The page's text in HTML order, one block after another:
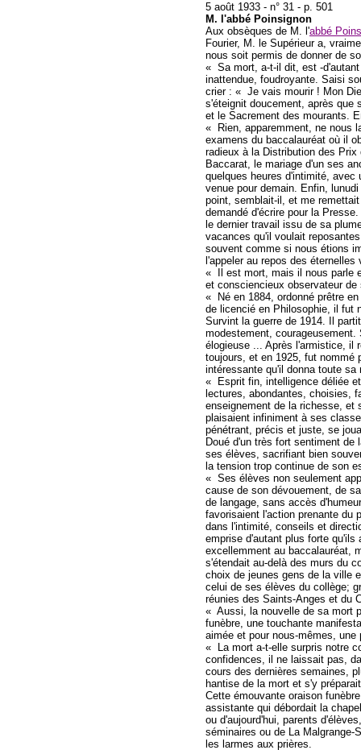
5 août 1933 - n° 31 - p. 501
M. l'abbé Poinsignon
Aux obsèques de M. l'abbé
Fourier, M. le Supérieur a,
nous soit permis de donner de
« Sa mort, a-t-il dit, est -
inattendue, foudroyante. Saisi
crier : « Je vais mourir ! Mon
s'éteignit doucement, après que
et le Sacrement des mourants.
« Rien, apparemment, ne nous
examens du baccalauréat où il
radieux à la Distribution des
Baccarat, le mariage d'un ses
quelques heures d'intimité,
venue pour demain. Enfin,
point, semblait-il, et me
demandé d'écrire pour la
le dernier travail issu de sa
vacances qu'il voulait
souvent comme si nous étions
l'appeler au repos des éternelles
« Il est mort, mais il nous parle
et consciencieux observateur
« Né en 1884, ordonné prêtre
de licencié en Philosophie, il fut
Survint la guerre de 1914. Il
modestement,
élogieuse ... Après l'armistice, il
toujours, et en 1925, fut nommé
intéressante qu'il donna toute
« Esprit fin, intelligence déliée
lectures, abondantes, choisies,
enseignement de la richesse, et
plaisaient infiniment à ses
pénétrant, précis et juste, se
Doué d'un très fort sentiment
ses élèves, sacrifiant bien
la tension trop continue de son
« Ses élèves non seulement
cause de son dévouement, de
de langage, sans accès
favorisaient l'action prenante du
dans l'intimité, conseils et
emprise d'autant plus forte
excellemment au baccalauréat,
s'étendait au-delà des murs du
choix de jeunes gens de la ville
celui de ses élèves du collège;
réunies des Saints-Anges et du
« Aussi, la nouvelle de sa mort
funèbre, une touchante
aimée et pour nous-mêmes,
« La mort a-t-elle surpris notre
confidences, il ne laissait pas,
cours des dernières semaines,
hantise de la mort et s'y
Cette émouvante oraison
assistante qui débordait la
ou d'aujourd'hui, parents
séminaires ou de La
les larmes aux prières.